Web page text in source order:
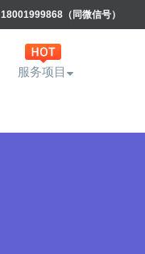
18001999868（同微信号）
服务项目